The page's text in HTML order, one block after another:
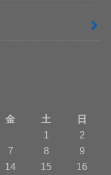
金 土
日
1
2
7 8
9
14 15 16